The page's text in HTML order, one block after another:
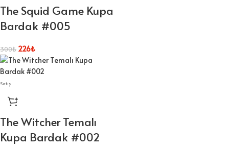
The Squid Game Kupa
Bardak #005
300₺ 226₺
Satış
The Witcher Temalı
Kupa Bardak #002